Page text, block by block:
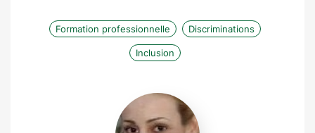
Formation professionnelle Discriminations
Inclusion
Nayia
Kamenou